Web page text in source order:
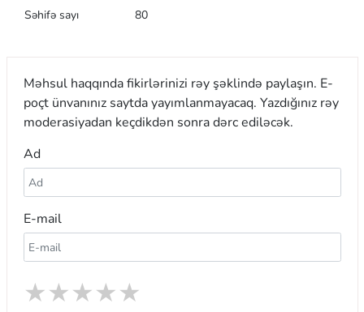
Səhifə sayı 80
Məhsul haqqında fikirlərinizi rəy şəklində paylaşın. E-
poçt ünvanınız saytda yayımlanmayacaq. Yazdığınız rəy
moderasiyadan keçdikdən sonra dərc ediləcək.
Ad
E-mail
★
★
★
★
★